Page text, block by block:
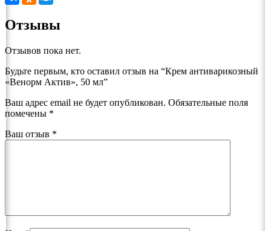
Отзывы
Отзывов пока нет.
Будьте первым, кто оставил отзыв на “Крем антиварикозный
«Венорм Актив», 50 мл”
Ваш адрес email не будет опубликован. Обязательные поля
помечены *
Ваш отзыв *